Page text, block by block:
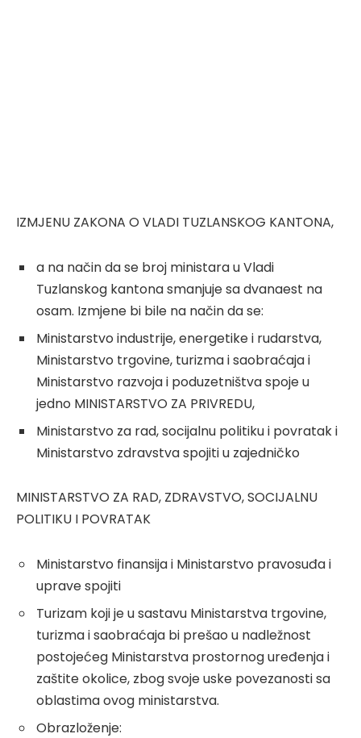
IZMJENU ZAKONA O VLADI TUZLANSKOG KANTONA,
a na način da se broj ministara u Vladi
Tuzlanskog kantona smanjuje sa dvanaest na
osam. Izmjene bi bile na način da se:
Ministarstvo industrije, energetike i rudarstva,
Ministarstvo trgovine, turizma i saobraćaja i
Ministarstvo razvoja i poduzetništva spoje u
jedno MINISTARSTVO ZA PRIVREDU,
Ministarstvo za rad, socijalnu politiku i povratak i
Ministarstvo zdravstva spojiti u zajedničko
MINISTARSTVO ZA RAD, ZDRAVSTVO, SOCIJALNU
POLITIKU I POVRATAK
Ministarstvo finansija i Ministarstvo pravosuđa i
uprave spojiti
Turizam koji je u sastavu Ministarstva trgovine,
turizma i saobraćaja bi prešao u nadležnost
postojećeg Ministarstva prostornog uređenja i
zaštite okolice, zbog svoje uske povezanosti sa
oblastima ovog ministarstva.
Obrazloženje: